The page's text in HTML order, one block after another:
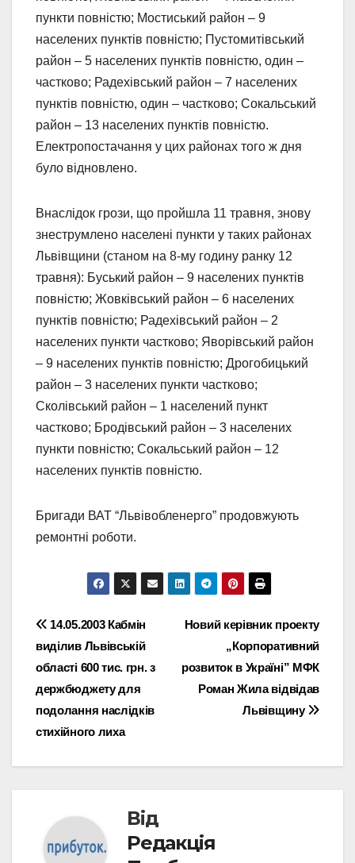
пункти повністю; Мостиський район – 9
населених пунктів повністю; Пустомитівський
район – 5 населених пунктів повністю, один –
частково; Радехівський район – 7 населених
пунктів повністю, один – частково; Сокальський
район – 13 населених пунктів повністю.
Електропостачання у цих районах того ж дня
було відновлено.
Внаслідок грози, що пройшла 11 травня, знову
знеструмлено населені пункти у таких районах
Львівщини (станом на 8-му годину ранку 12
травня): Буський район – 9 населених пунктів
повністю; Жовківський район – 6 населених
пунктів повністю; Радехівський район – 2
населених пункти частково; Яворівський район
– 9 населених пунктів повністю; Дрогобицький
район – 3 населених пункти частково;
Сколівський район – 1 населений пункт
частково; Бродівський район – 3 населених
пункти повністю; Сокальський район – 12
населених пунктів повністю.
Бригади ВАТ “Львівобленерго” продовжують
ремонтні роботи.
Навігація
записів
Новий керівник проекту
„Корпоративний
розвиток в Україні” МФК
Роман Жила відвідав
Львівщину
14.05.2003 Кабмін
виділив Львівській
області 600 тис. грн. з
держбюджету для
подолання наслідків
стихійного лиха
Від
Редакція